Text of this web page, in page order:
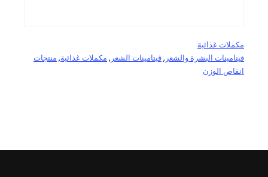
مكملات غذائية
فيتامينات البشرة والشعر , ڤيتامينات الشعر , مكملات غذائية, منتجات
انقاص الوزن